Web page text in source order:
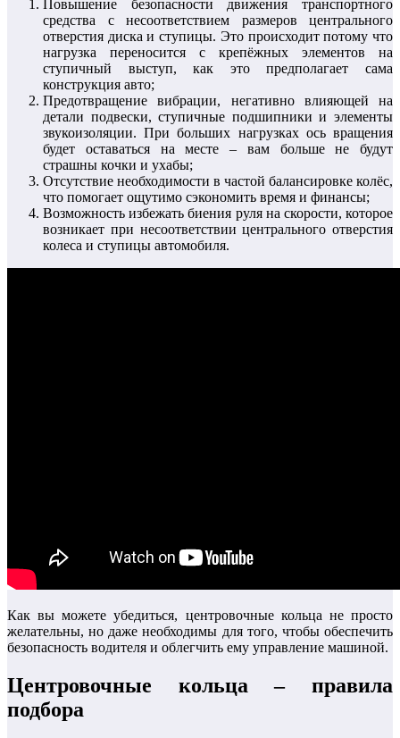
Повышение безопасности движения транспортного
средства с несоответствием размеров центрального
отверстия диска и ступицы. Это происходит потому что
нагрузка переносится с крепёжных элементов на
ступичный выступ, как это предполагает сама
конструкция авто;
Предотвращение вибрации, негативно влияющей на
детали подвески, ступичные подшипники и элементы
звукоизоляции. При больших нагрузках ось вращения
будет оставаться на месте – вам больше не будут
страшны кочки и ухабы;
Отсутствие необходимости в частой балансировке колёс,
что помогает ощутимо сэкономить время и финансы;
Возможность избежать биения руля на скорости, которое
возникает при несоответствии центрального отверстия
колеса и ступицы автомобиля.
Как вы можете убедиться, центровочные кольца не просто
желательны, но даже необходимы для того, чтобы обеспечить
безопасность водителя и облегчить ему управление машиной.
Центровочные кольца – правила
подбора